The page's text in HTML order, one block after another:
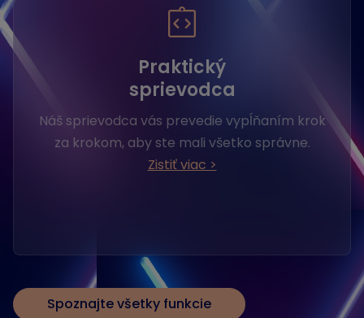
Praktický
sprievodca
Náš sprievodca vás prevedie vypĺňaním krok
za krokom, aby ste mali všetko správne.
Zistiť viac >
Spoznajte všetky funkcie